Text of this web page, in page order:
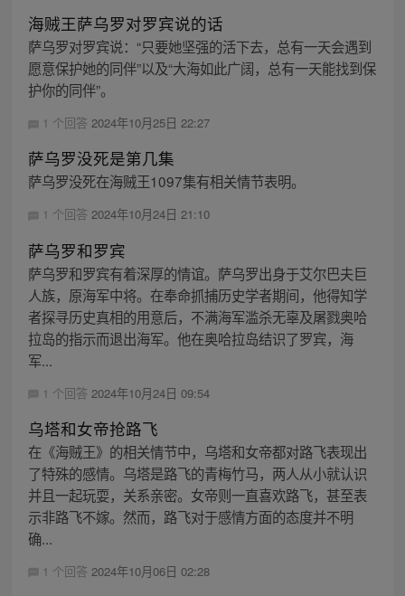
海贼王萨乌罗对罗宾说的话
萨乌罗对罗宾说：“只要她坚强的活下去，总有一天会遇到
愿意保护她的同伴”以及“大海如此广阔，总有一天能找到保
护你的同伴”。
1 个回答 2024年10月25日 22:27
萨乌罗没死是第几集
萨乌罗没死在海贼王1097集有相关情节表明。
1 个回答 2024年10月24日 21:10
萨乌罗和罗宾
萨乌罗和罗宾有着深厚的情谊。萨乌罗出身于艾尔巴夫巨
人族，原海军中将。在奉命抓捕历史学者期间，他得知学
者探寻历史真相的用意后，不满海军滥杀无辜及屠戮奥哈
拉岛的指示而退出海军。他在奥哈拉岛结识了罗宾，海
军...
1 个回答 2024年10月24日 09:54
乌塔和女帝抢路飞
在《海贼王》的相关情节中，乌塔和女帝都对路飞表现出
了特殊的感情。乌塔是路飞的青梅竹马，两人从小就认识
并且一起玩耍，关系亲密。女帝则一直喜欢路飞，甚至表
示非路飞不嫁。然而，路飞对于感情方面的态度并不明
确...
1 个回答 2024年10月06日 02:28